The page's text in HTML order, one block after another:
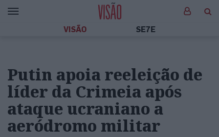
VISÃO SE7E
Putin apoia reeleição de
líder da Crimeia após
ataque ucraniano a
aeródromo militar